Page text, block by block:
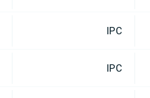
IPC
IPC